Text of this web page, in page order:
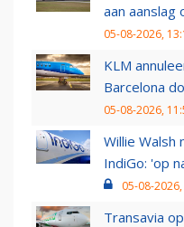
aan aanslag
05-08-2026,
KLM
Barcelona
05-08-2026,
Willie
IndiGo: 'op
05-08-
Transavia